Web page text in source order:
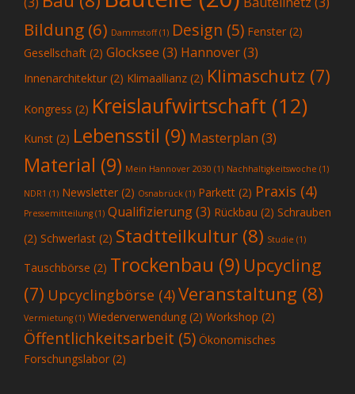
Bildung (6) Dammstoff(1) Design (5) Fenster (2)
Gesellschaft (2) Glocksee (3) Hannover(3)
Innenarchitektur (2) Klimaallianz (2) Klimaschutz (7)
Kongress (2) Kreislaufwirtschaft (12)
Kunst (2) Lebensstil (9) Masterplan (3)
Material (9) Mein Hannover 2030 (1) Nachhaltigkeitswoche (1)
NDR1 (1) Newsletter (2) Osnabrück (1) Parkett (2) Praxis (4)
Pressemitteilung (1) Qualifizierung(3) Rückbau (2) Schrauben
(2) Schwerlast (2) Stadtteilkultur (8) Studie (1)
Tauschbörse (2) Trockenbau (9) Upcycling
(7) Upcyclingbörse (4)Veranstaltung (8)
Vermietung (1) Wiederverwendung (2) Workshop (2)
Öffentlichkeitsarbeit (5) Ökonomisches
Forschungslabor (2)